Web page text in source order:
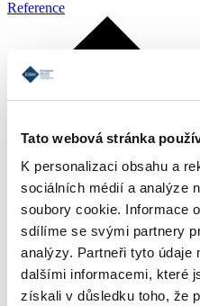
Tato webová stránka
K personalizaci obsahu a
sociálních médií a analýze
soubory cookie. Informace
sdílíme se svými partnery
analýzy. Partneři tyto údaje
dalšími informacemi, které
získali v důsledku toho, že
Reference